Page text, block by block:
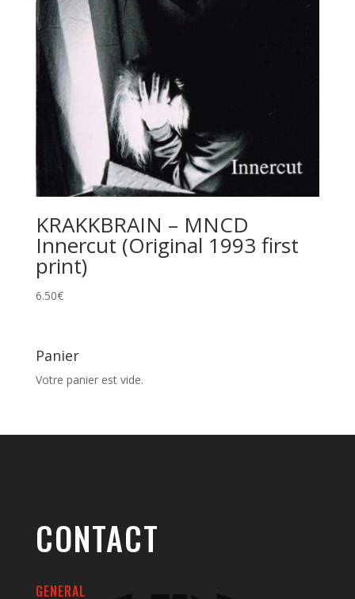
KRAKKBRAIN – MNCD
Innercut (Original 1993 first
print)
6.50€
Panier
Votre panier est vide.
CONTACT
GENERAL